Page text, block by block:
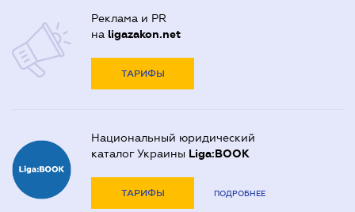
Реклама и PR
на ligazakon.net
ТАРИФЫ
Национальный юридический
каталог Украины Liga:BOOK
ТАРИФЫ ПОДРОБНЕЕ